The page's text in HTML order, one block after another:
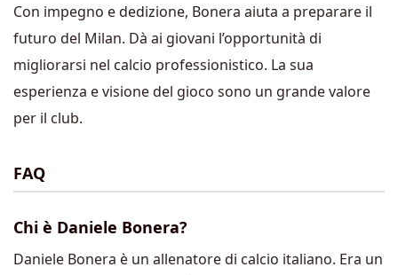
Con impegno e dedizione, Bonera aiuta a preparare il
futuro del Milan. Dà ai giovani l’opportunità di
migliorarsi nel calcio professionistico. La sua
esperienza e visione del gioco sono un grande valore
per il club.
FAQ
Chi è Daniele Bonera?
Daniele Bonera è un allenatore di calcio italiano. Era un